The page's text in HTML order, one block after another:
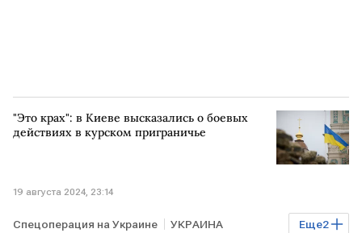
"Это крах": в Киеве высказались о боевых
действиях в курском приграничье
19 августа 2024, 23:14
Еще2
Спецоперация на Украине УКРАИНА